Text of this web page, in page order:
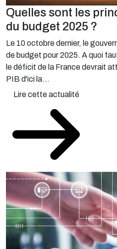
Quelles sont les
du budget 2025 ?
Le 10 octobre dernier, le
de budget pour 2025. A quoi
le déficit de la France devrait
PIB d'ici la...
Lire cette actualité